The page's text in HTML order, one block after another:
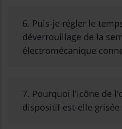
6. Puis-je régler le
déverrouillage de la
électromécanique
7. Pourquoi l'icône de
dispositif est-elle grisée